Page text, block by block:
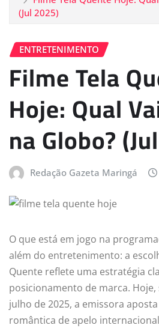
(Jul 2025)
ENTRETENIMENTO
Filme Tela
Hoje: Qual
na Globo?
Redação Gazeta Maringá
O que está em jogo na
além do entretenimento: a
Quente reflete uma estratégia
posicionamento de marca. Hoje,
julho de 2025, a emissora
romântica de apelo